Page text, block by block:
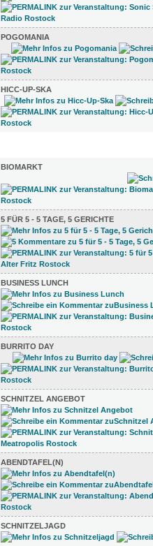
POGOMANIA
HICC-UP-SKA
BIOMARKT
5 FÜR 5 - 5 TAGE, 5 GERICHTE
BUSINESS LUNCH
BURRITO DAY
SCHNITZEL ANGEBOT
ABENDTAFEL(N)
SCHNITZELJAGD